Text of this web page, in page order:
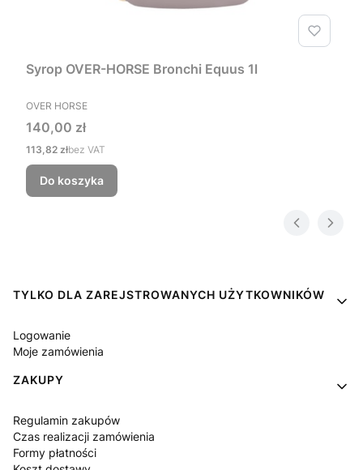
Syrop OVER-HORSE Bronchi Equus 1l
PRODUCENT
OVER HORSE
Cena
140,00 zł
Cena
113,82 złbez VAT
Do koszyka
Linki w stopce
TYLKO DLA ZAREJSTROWANYCH UŻYTKOWNIKÓW
Logowanie
Moje zamówienia
ZAKUPY
Regulamin zakupów
Czas realizacji zamówienia
Formy płatności